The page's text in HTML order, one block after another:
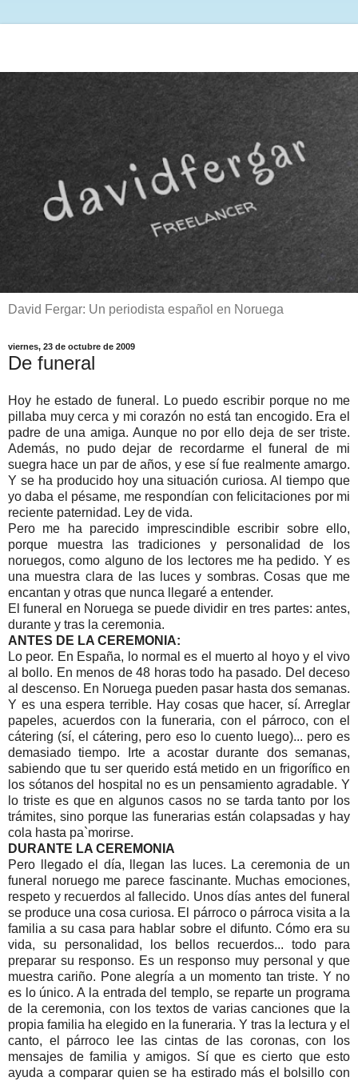
David Fergar: Un periodista español en Noruega
viernes, 23 de octubre de 2009
De funeral
Hoy he estado de funeral. Lo puedo escribir porque no me
pillaba muy cerca y mi corazón no está tan encogido. Era el
padre de una amiga. Aunque no por ello deja de ser triste.
Además, no pudo dejar de recordarme el funeral de mi
suegra hace un par de años, y ese sí fue realmente amargo.
Y se ha producido hoy una situación curiosa. Al tiempo que
yo daba el pésame, me respondían con felicitaciones por mi
reciente paternidad. Ley de vida.
Pero me ha parecido imprescindible escribir sobre ello,
porque muestra las tradiciones y personalidad de los
noruegos, como alguno de los lectores me ha pedido. Y es
una muestra clara de las luces y sombras. Cosas que me
encantan y otras que nunca llegaré a entender.
El funeral en Noruega se puede dividir en tres partes: antes,
durante y tras la ceremonia.
ANTES DE LA CEREMONIA:
Lo peor. En España, lo normal es el muerto al hoyo y el vivo
al bollo. En menos de 48 horas todo ha pasado. Del deceso
al descenso. En Noruega pueden pasar hasta dos semanas.
Y es una espera terrible. Hay cosas que hacer, sí. Arreglar
papeles, acuerdos con la funeraria, con el párroco, con el
cátering (sí, el cátering, pero eso lo cuento luego)... pero es
demasiado tiempo. Irte a acostar durante dos semanas,
sabiendo que tu ser querido está metido en un frigorífico en
los sótanos del hospital no es un pensamiento agradable. Y
lo triste es que en algunos casos no se tarda tanto por los
trámites, sino porque las funerarias están colapsadas y hay
cola hasta pa`morirse.
DURANTE LA CEREMONIA
Pero llegado el día, llegan las luces. La ceremonia de un
funeral noruego me parece fascinante. Muchas emociones,
respeto y recuerdos al fallecido. Unos días antes del funeral
se produce una cosa curiosa. El párroco o párroca visita a la
familia a su casa para hablar sobre el difunto. Cómo era su
vida, su personalidad, los bellos recuerdos... todo para
preparar su responso. Es un responso muy personal y que
muestra cariño. Pone alegría a un momento tan triste. Y no
es lo único. A la entrada del templo, se reparte un programa
de la ceremonia, con los textos de varias canciones que la
propia familia ha elegido en la funeraria. Y tras la lectura y el
canto, el párroco lee las cintas de las coronas, con los
mensajes de familia y amigos. Sí que es cierto que esto
ayuda a comparar quien se ha estirado más el bolsillo con